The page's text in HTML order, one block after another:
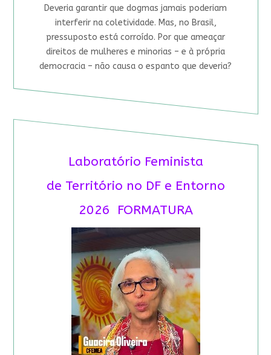
Deveria garantir que dogmas jamais poderiam
interferir na coletividade. Mas, no Brasil,
pressuposto está corroído. Por que ameaçar
direitos de mulheres e minorias – e à própria
democracia – não causa o espanto que deveria?
Laboratório Feminista
de Território no DF e Entorno
2026 FORMATURA